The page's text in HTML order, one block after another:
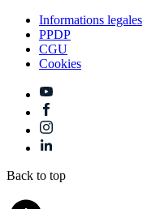
Informations legales
PPDP
CGU
Cookies
Back to top